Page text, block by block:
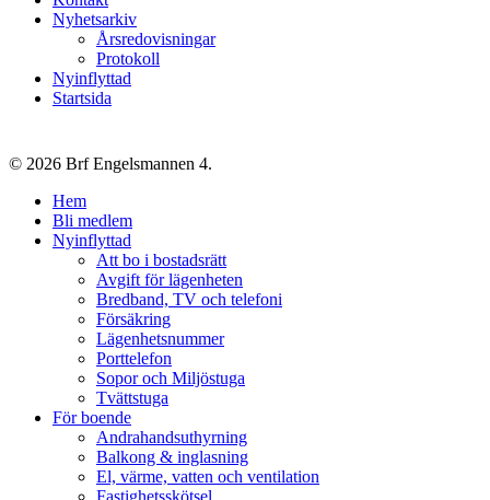
Nyhetsarkiv
Årsredovisningar
Protokoll
Nyinflyttad
Startsida
© 2026 Brf Engelsmannen 4.
Close
Menu
Hem
Bli medlem
Nyinflyttad
Att bo i bostadsrätt
Avgift för lägenheten
Bredband, TV och telefoni
Försäkring
Lägenhetsnummer
Porttelefon
Sopor och Miljöstuga
Tvättstuga
För boende
Andrahandsuthyrning
Balkong & inglasning
El, värme, vatten och ventilation